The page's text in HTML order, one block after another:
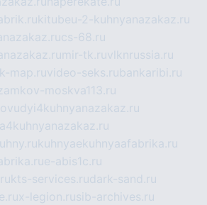
kitubeu-2-kuhnyanazakaz.ru
cs-68.ru
mir-tk.ruvlknrussia.ru
map.ruvideo-seks.rubankaribi.ru
moskva113.ru
kuhnyaekuhnyaafabrika.ru
e-abis1c.ru
kts-services.rudark-sand.ru
x-legion.rusib-archives.ru